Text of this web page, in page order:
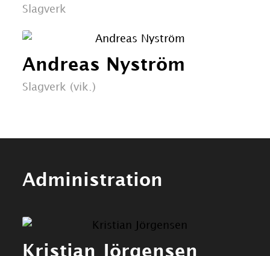
Slagverk
Andreas Nyström
Slagverk (vik.)
Administration
Kristian Jörgensen